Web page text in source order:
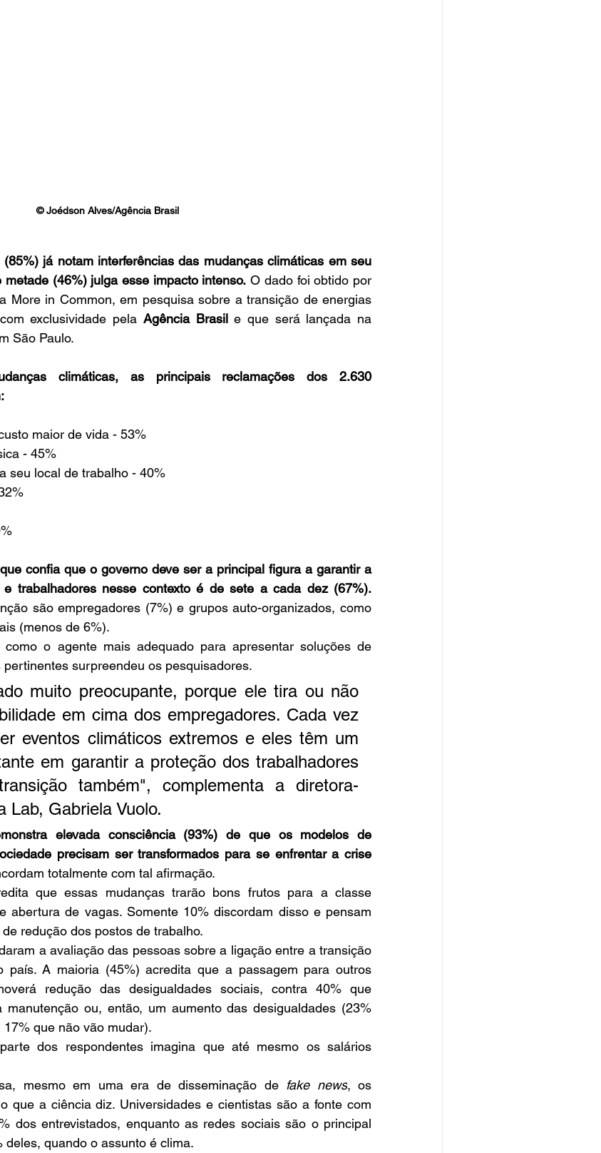
© Joédson Alves/Agência Brasil
já notam interferências das mudanças climáticas em seu
(46%) julga esse impacto intenso. O dado foi obtido por
More in Common, em pesquisa sobre a transição de energias
exclusividade pela Agência Brasil e que será lançada na
São Paulo.
climáticas, as principais reclamações dos 2.630
maior de vida - 53%
- 45%
seu local de trabalho - 40%
confia que o governo deve ser a principal figura a garantir a
e trabalhadores nesse contexto é de sete a cada dez (67%).
são empregadores (7%) e grupos auto-organizados, como
(menos de 6%).
o agente mais adequado para apresentar soluções de
surpreendeu os pesquisadores.
muito preocupante, porque ele tira ou não
em cima dos empregadores. Cada vez
eventos climáticos extremos e eles têm um
em garantir a proteção dos trabalhadores
também", complementa a diretora-
Lab, Gabriela Vuolo.
elevada consciência (93%) de que os modelos de
precisam ser transformados para se enfrentar a crise
totalmente com tal afirmação.
que essas mudanças trarão bons frutos para a classe
abertura de vagas. Somente 10% discordam disso e pensam
redução dos postos de trabalho.
a avaliação das pessoas sobre a ligação entre a transição
país. A maioria (45%) acredita que a passagem para outros
redução das desigualdades sociais, contra 40% que
manutenção ou, então, um aumento das desigualdades (23%
que não vão mudar).
dos respondentes imagina que até mesmo os salários
mesmo em uma era de disseminação de fake news, os
que a ciência diz. Universidades e cientistas são a fonte com
dos entrevistados, enquanto as redes sociais são o principal
deles, quando o assunto é clima.